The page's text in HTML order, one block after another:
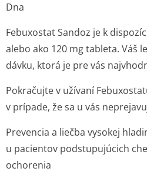
Dna
Febuxostat Sandoz je k
alebo ako 120 mg tableta. Váš
dávku, ktorá je pre vás
Pokračujte v užívaní
v prípade, že sa u vás
Prevencia a liečba vysokej
u pacientov podstupujúcich
ochorenia